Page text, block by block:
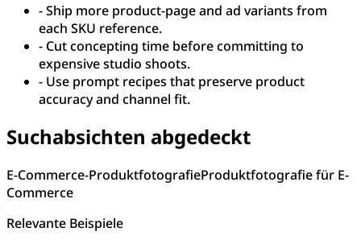
-Ship more product-page and ad variants from
each SKU reference.
- Cut concepting time before committing to
expensive studio shoots.
- Use prompt recipes that preserve product
accuracy and channel fit.
Suchabsichten abgedeckt
E-Commerce-ProduktfotografieProduktfotografie für E-
Commerce
Relevante Beispiele